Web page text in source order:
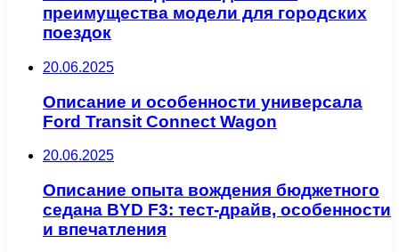
преимущества модели для городских
поездок
20.06.2025
Описание и особенности универсала
Ford Transit Connect Wagon
20.06.2025
Описание опыта вождения бюджетного
седана BYD F3: тест-драйв, особенности
и впечатления